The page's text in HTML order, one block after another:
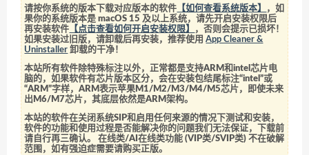
请按你系统的版本下载对应版本的软件 【如何查看系统版本】
，如
果你的系统版本是 macOS 15 及以上系统，请先开启安装权限后
再安装软件 【点击查看如何开启安装权限】
，否则会提示已损坏！
如果安装过旧版，请卸载后再安装，推荐使用App Cleaner &
Uninstaller 卸载的干净！
本站所有软件除特殊标注以外，正常都是支持ARM和intel芯片电
脑的，如果软件有芯片版本区分，会在安装包结尾标注“intel”或
“ARM”字样，ARM表示苹果M1/M2/M3/M4/M5芯片，即使未来
出M6/M7芯片，其底层依然是ARM架构。
本站的软件在关闭系统SIP和启用任何来源的情况下测试和安装，
软件的功能和使用过程是否能解决你的问题我们无法保证，下载前
请自行再三确认。 在线类/AI在线类功能 (VIP类/SVIP类) 不在破解
范围，如有强迫症需要请购买正版。